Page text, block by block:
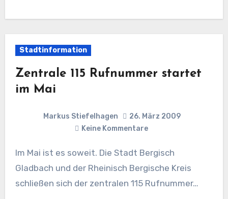
Stadtinformation
Zentrale 115 Rufnummer startet
im Mai
Markus Stiefelhagen
26. März 2009
Keine Kommentare
Im Mai ist es soweit. Die Stadt Bergisch
Gladbach und der Rheinisch Bergische Kreis
schließen sich der zentralen 115 Rufnummer…